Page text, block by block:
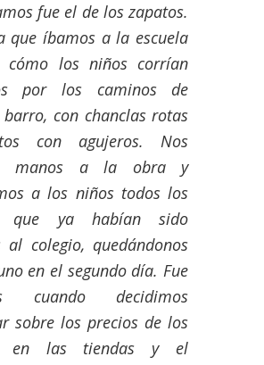
fue el de los zapatos.
que íbamos a la escuela
cómo los niños corrían
por los caminos de
con chanclas rotas
con agujeros. Nos
manos a la obra y
a los niños todos los
que ya habían sido
al colegio, quedándonos
en el segundo día. Fue
cuando decidimos
sobre los precios de los
en las tiendas y el